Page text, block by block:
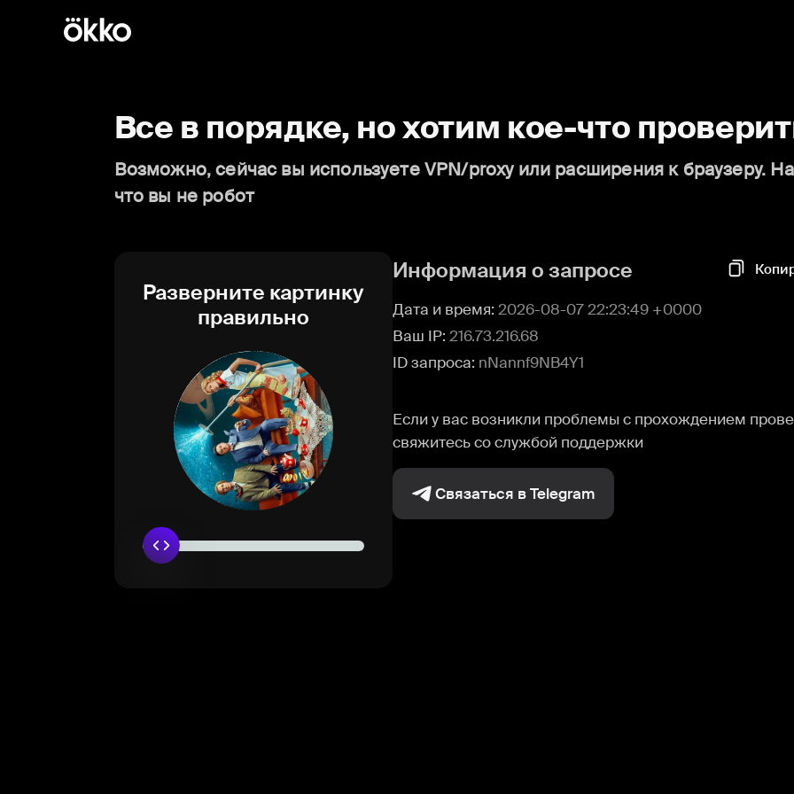
Все в порядке, но хотим кое-что
Возможно, сейчас вы используете VPN/proxy или расширения к браузеру.
что вы не робот
Разверните картинку
правильно
Информация о запросе
Дата и время: 2026-08-07 22:23:49 +0000
Ваш IP: 216.73.216.68
ID запроса: nNannf9NB4Y1
Если у вас возникли проблемы с прохождением
свяжитесь со службой поддержки
Связаться в Telegram